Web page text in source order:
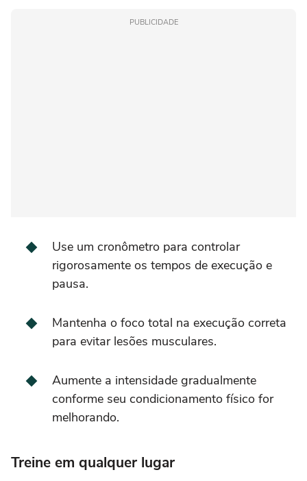
PUBLICIDADE
Use um cronômetro para controlar
rigorosamente os tempos de execução e
pausa.
Mantenha o foco total na execução correta
para evitar lesões musculares.
Aumente a intensidade gradualmente
conforme seu condicionamento físico for
melhorando.
Treine em qualquer lugar